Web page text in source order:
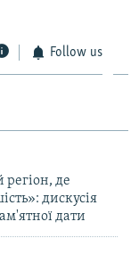
Follow us
де
дискусія
дати